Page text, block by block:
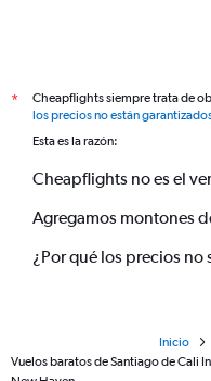
*
Cheapflights siempre trata de
los precios no están
Esta es la razón:
Cheapflights no es el
Agregamos montones
¿Por qué los precios no
Inicio
Vuelos baratos de Santiago de Cali